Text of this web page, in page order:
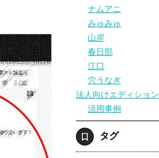
ナムアニ
みゅみゅ
山岸
春日部
江口
穴うなぎ
法人向けエディション
活用事例
タグ